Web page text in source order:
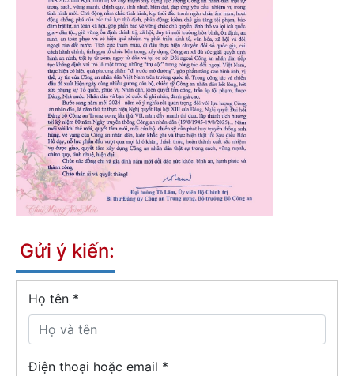
Gửi ý kiến:
Họ tên *
Điện thoại hoặc email *